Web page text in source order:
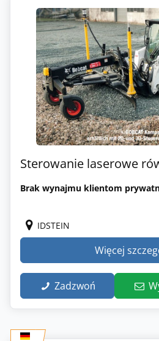
Sterowanie laserowe
Brak wynajmu klientom
IDSTEIN
Więcej
Zadzwoń